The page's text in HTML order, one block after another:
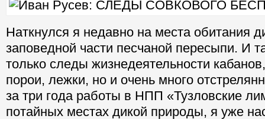
Наткнулся я недавно на места обитания
заповедной части песчаной пересыпи. И
только следы жизнедеятельности
порои, лежки, но и очень много
за три года работы в НПП «Тузловские
потайных местах дикой природы, я уже